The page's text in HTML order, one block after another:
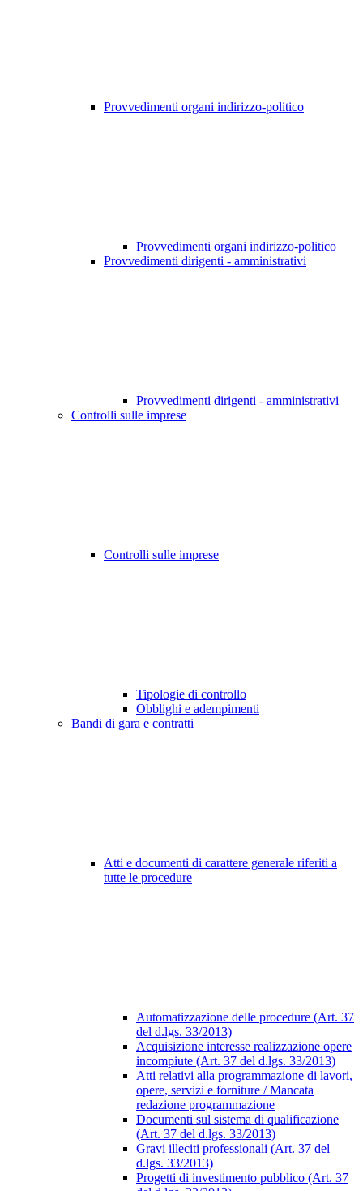
Provvedimenti organi indirizzo-politico
Provvedimenti organi indirizzo-politico
Provvedimenti dirigenti - amministrativi
Provvedimenti dirigenti - amministrativi
Controlli sulle imprese
Controlli sulle imprese
Tipologie di controllo
Obblighi e adempimenti
Bandi di gara e contratti
Atti e documenti di carattere generale riferiti a
tutte le procedure
Automatizzazione delle procedure (Art. 37
del d.lgs. 33/2013)
Acquisizione interesse realizzazione opere
incompiute (Art. 37 del d.lgs. 33/2013)
Atti relativi alla programmazione di lavori,
opere, servizi e forniture / Mancata
redazione programmazione
Documenti sul sistema di qualificazione
(Art. 37 del d.lgs. 33/2013)
Gravi illeciti professionali (Art. 37 del
d.lgs. 33/2013)
Progetti di investimento pubblico (Art. 37